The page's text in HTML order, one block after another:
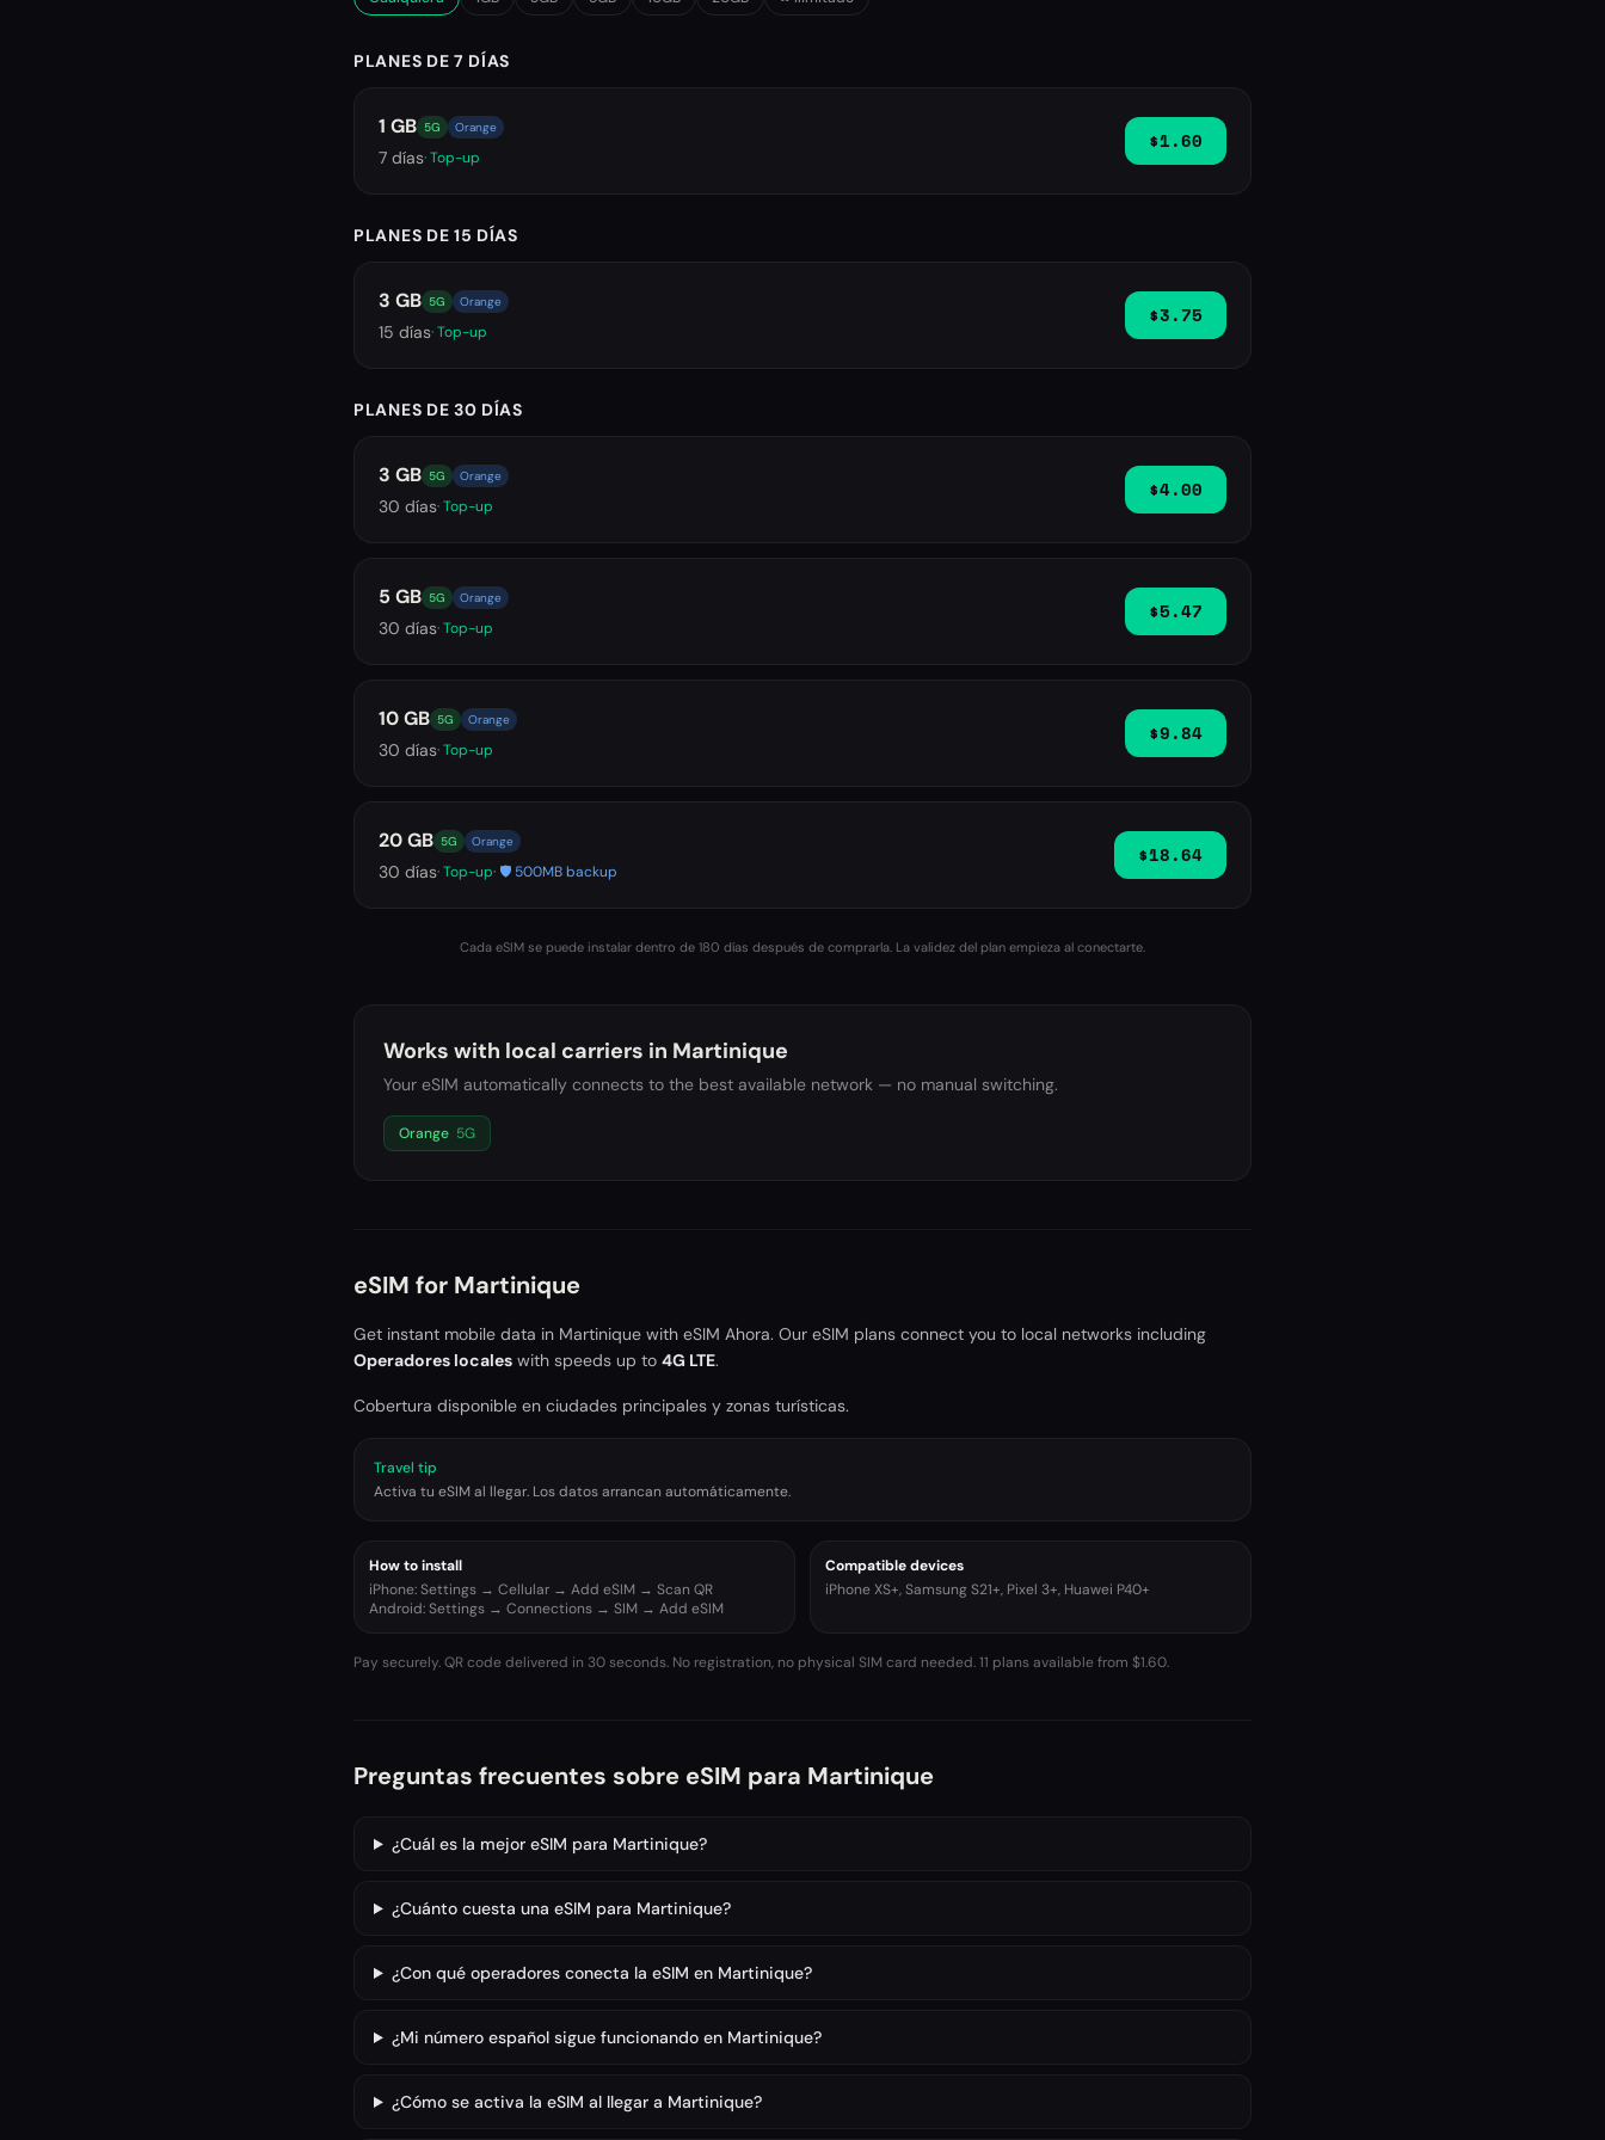
PLANES DE 7 DÍAS
1 GB 5G Orange
7 días· Top-up
$1.60
PLANES DE 15 DÍAS
3 GB 5G Orange
15 días· Top-up
$3.75
PLANES DE 30 DÍAS
3 GB 5G Orange
30 días· Top-up
$4.00
5 GB 5G Orange
30 días· Top-up
$5.47
10 GB 5G Orange
30 días· Top-up
$9.84
20 GB 5G Orange
30 días· Top-up· 🛡️ 500MB backup
$18.64
Cada eSIM se puede instalar dentro de 180 días después de comprarla. La validez del plan empieza al conectarte.
Works with local carriers in Martinique
Your eSIM automatically connects to the best available network — no manual switching.
Orange 5G
eSIM for Martinique
Get instant mobile data in Martinique with eSIM Ahora. Our eSIM plans connect you to local networks including
Operadores locales with speeds up to 4G LTE.
Cobertura disponible en ciudades principales y zonas turísticas.
Travel tip
Activa tu eSIM al llegar. Los datos arrancan automáticamente.
How to install
iPhone: Settings → Cellular → Add eSIM → Scan QR
Android: Settings → Connections → SIM → Add eSIM
Compatible devices
iPhone XS+, Samsung S21+, Pixel 3+, Huawei P40+
Pay securely. QR code delivered in 30 seconds. No registration, no physical SIM card needed.11 plans available from $1.60.
Preguntas frecuentes sobre eSIM para Martinique
¿Cuál es la mejor eSIM para Martinique?
¿Cuánto cuesta una eSIM para Martinique?
¿Con qué operadores conecta la eSIM en Martinique?
¿Mi número español sigue funcionando en Martinique?
¿Cómo se activa la eSIM al llegar a Martinique?